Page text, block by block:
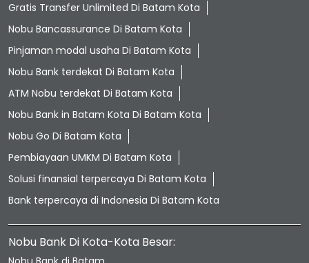
Gratis Transfer Unlimited Di Batam Kota
Nobu Bancassurance Di Batam Kota
Pinjaman modal usaha Di Batam Kota
Nobu Bank terdekat Di Batam Kota
ATM Nobu terdekat Di Batam Kota
Nobu Bank in Batam Kota Di Batam Kota
Nobu Go Di Batam Kota
Pembiayaan UMKM Di Batam Kota
Solusi finansial terpercaya Di Batam Kota
Bank terpercaya di Indonesia Di Batam Kota
Nobu Bank Di Kota-Kota Besar: